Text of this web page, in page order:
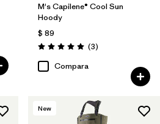
M's Capilene® Cool Sun
Hoody
$ 89
Valoración: 5.0 / 5
(3Comentarios
)
Compara
New